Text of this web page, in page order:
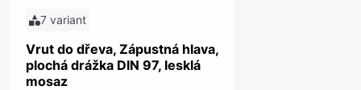
7 variant
Vrut do dřeva, Zápustná hlava,
plochá drážka DIN 97, lesklá
mosaz